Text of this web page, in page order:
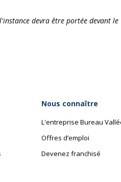
devra être portée devant
Nous connaître
L'entreprise Bureau
Offres d’emploi
Devenez franchisé